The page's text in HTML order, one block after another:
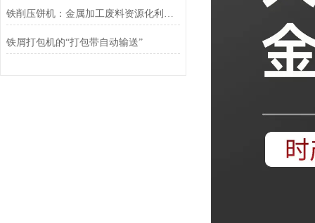
铁削压饼机：金属加工废料资源化利用的关键装备
铁屑打包机的“打包带自动输送”